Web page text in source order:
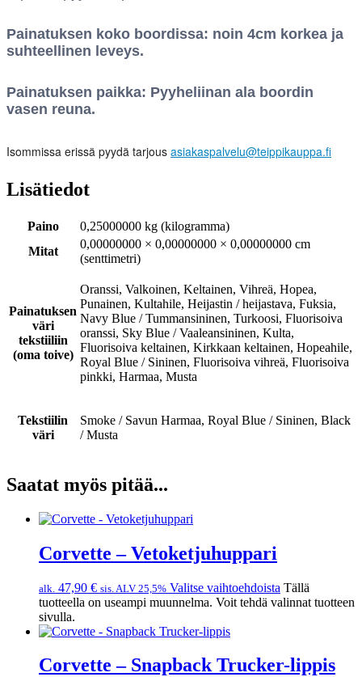
Painatuksen koko boordissa: noin 4cm korkea ja
suhteellinen leveys.
Painatuksen paikka: Pyyheliinan ala boordin
vasen reuna.
Isommissa erissä pyydä tarjous asiakaspalvelu@teippikauppa.fi
Lisätiedot
Paino
0,25000000 kg (kilogramma)
Mitat
0,00000000 × 0,00000000 × 0,00000000 cm
(senttimetri)
Painatuksen
väri
tekstiiliin
(oma toive)
Oranssi, Valkoinen, Keltainen, Vihreä, Hopea,
Punainen, Kultahile, Heijastin / heijastava, Fuksia,
Navy Blue / Tummansininen, Turkoosi, Fluorisoiva
oranssi, Sky Blue / Vaaleansininen, Kulta,
Fluorisoiva keltainen, Kirkkaan keltainen, Hopeahile,
Royal Blue / Sininen, Fluorisoiva vihreä, Fluorisoiva
pinkki, Harmaa, Musta
Tekstiilin
väri
Smoke / Savun Harmaa, Royal Blue / Sininen, Black
/ Musta
Saatat myös pitää...
Corvette – Vetoketjuhuppari
alk. 47,90 € sis. ALV 25,5% Valitse vaihtoehdoista Tällä
tuotteella on useampi muunnelma. Voit tehdä valinnat tuotteen
sivulla.
Corvette – Snapback Trucker-lippis